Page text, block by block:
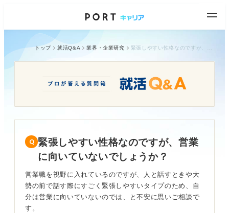
トップ 就活Q&A 業界・企業研究
緊張しやすい性格なのですが、営業
に向いていないでしょうか？
営業職を視野に入れているのですが、人と話すときや大
勢の前で話す際にすごく緊張しやすいタイプのため、自
分は営業に向いていないのでは、と不安に思いご相談で
す。